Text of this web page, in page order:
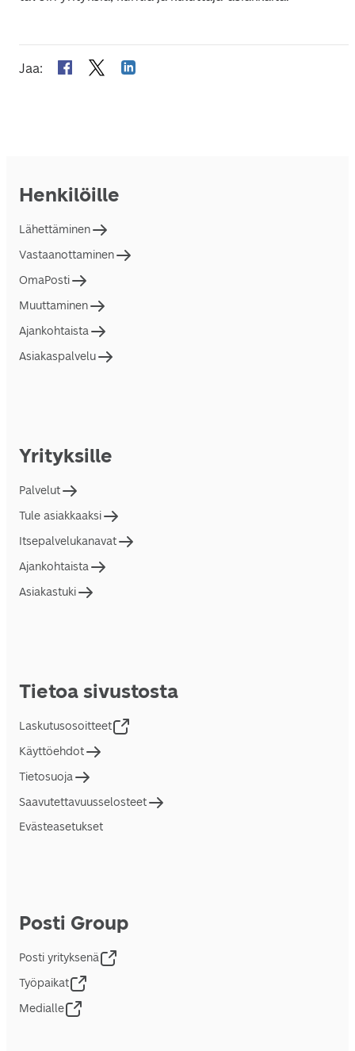
Jaa:
Henkilöille
Lähettäminen
Vastaanottaminen
OmaPosti
Muuttaminen
Ajankohtaista
Asiakaspalvelu
Yrityksille
Palvelut
Tule asiakkaaksi
Itsepalvelukanavat
Ajankohtaista
Asiakastuki
Tietoa sivustosta
Laskutusosoitteet
Käyttöehdot
Tietosuoja
Saavutettavuusselosteet
Evästeasetukset
Posti Group
Posti yrityksenä
Työpaikat
Medialle